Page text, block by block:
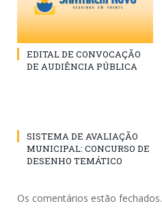
EDITAL DE CONVOCAÇÃO
DE AUDIÊNCIA PÚBLICA
SISTEMA DE AVALIAÇÃO
MUNICIPAL: CONCURSO DE
DESENHO TEMÁTICO
Os comentários estão fechados.